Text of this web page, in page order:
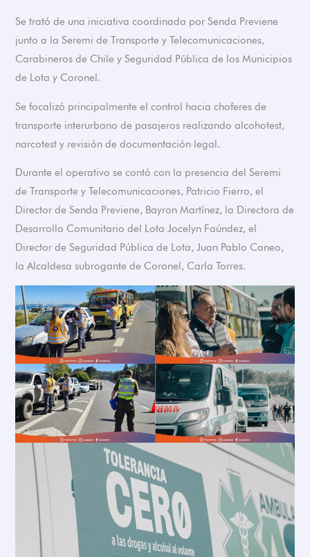
Se trató de una iniciativa coordinada por Senda Previene
junto a la Seremi de Transporte y Telecomunicaciones,
Carabineros de Chile y Seguridad Pública de los Municipios
de Lota y Coronel.
Se focalizó principalmente el control hacia choferes de
transporte interurbano de pasajeros realizando alcohotest,
narcotest y revisión de documentación legal.
Durante el operativo se contó con la presencia del Seremi
de Transporte y Telecomunicaciones, Patricio Fierro, el
Director de Senda Previene, Bayron Martínez, la Directora de
Desarrollo Comunitario del Lota Jocelyn Faúndez, el
Director de Seguridad Pública de Lota, Juan Pablo Caneo,
la Alcaldesa subrogante de Coronel, Carla Torres.